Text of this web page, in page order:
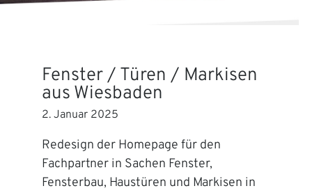
Fenster / Türen / Markisen
aus Wiesbaden
2. Januar 2025
Redesign der Homepage für den
Fachpartner in Sachen Fenster,
Fensterbau, Haustüren und Markisen in